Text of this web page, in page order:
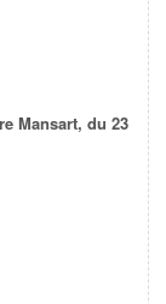
Mansart, du 23